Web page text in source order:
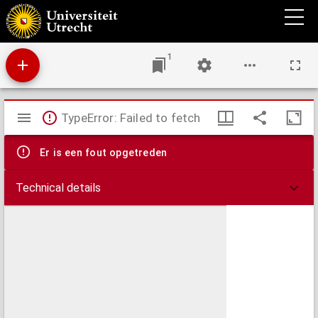
Bladen uitgegeven door de Vereeniging tot Bevordering van Veeartsenijkunde in
Nederlandsch-Indië.
1
Mirador
viewer
TypeError: Failed to fetch
Er is een fout opgetreden
Technical details